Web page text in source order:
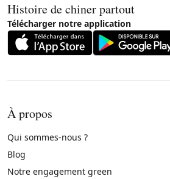
Histoire de chiner partout
Télécharger notre application
À propos
Qui sommes-nous ?
Blog
Notre engagement green